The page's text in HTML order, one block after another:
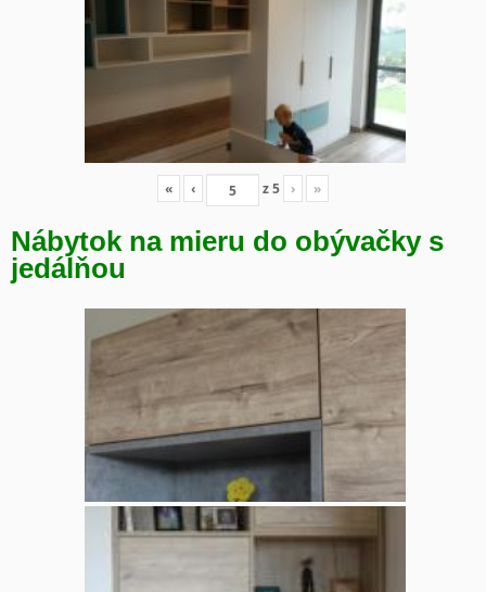
« ‹ z5 › »
Nábytok na mieru do obývačky s
jedálňou